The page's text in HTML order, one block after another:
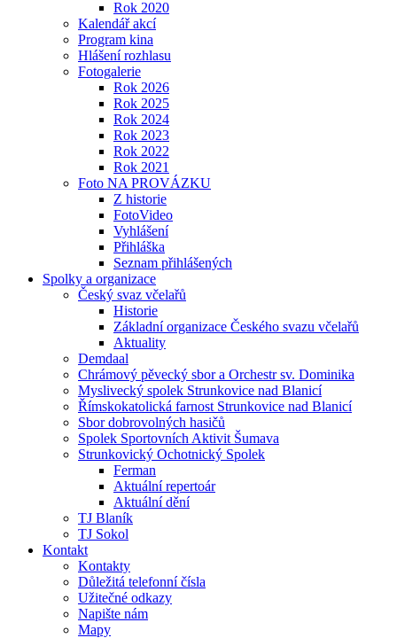
Rok 2020
Kalendář akcí
Program kina
Hlášení rozhlasu
Fotogalerie
Rok 2026
Rok 2025
Rok 2024
Rok 2023
Rok 2022
Rok 2021
Foto NA PROVÁZKU
Z historie
FotoVideo
Vyhlášení
Přihláška
Seznam přihlášených
Spolky a organizace
Český svaz včelařů
Historie
Základní organizace Českého svazu včelařů
Aktuality
Demdaal
Chrámový pěvecký sbor a Orchestr sv. Dominika
Myslivecký spolek Strunkovice nad Blanicí
Římskokatolická farnost Strunkovice nad Blanicí
Sbor dobrovolných hasičů
Spolek Sportovních Aktivit Šumava
Strunkovický Ochotnický Spolek
Ferman
Aktuální repertoár
Aktuální dění
TJ Blaník
TJ Sokol
Kontakt
Kontakty
Důležitá telefonní čísla
Užitečné odkazy
Napište nám
Mapy